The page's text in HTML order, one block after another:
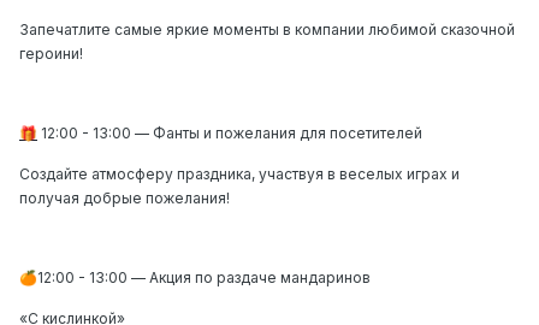
Запечатлите самые яркие моменты в компании любимой сказочной
героини!
🎁 12:00 - 13:00 — Фанты и пожелания для посетителей
Создайте атмосферу праздника, участвуя в веселых играх и
получая добрые пожелания!
🍊12:00 - 13:00 — Акция по раздаче мандаринов
«С кислинкой»